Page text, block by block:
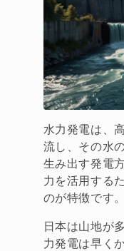
水力発電は、
流し、その水
生み出す発電
力を活用する
のが特徴です。
日本は山地が
力発電は早く